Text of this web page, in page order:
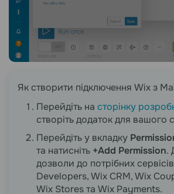
Як створити підключення Wix з
Перейдіть на сторінку
створіть додаток для вашого
Перейдіть у вкладку
та натисніть +Add Permission.
дозволи до потрібних
Developers, Wix CRM, Wix
Wix Stores та Wix Payments.